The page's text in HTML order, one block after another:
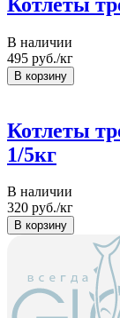
В наличии
495 руб./кг
Котлеты
1/5кг
В наличии
320 руб./кг